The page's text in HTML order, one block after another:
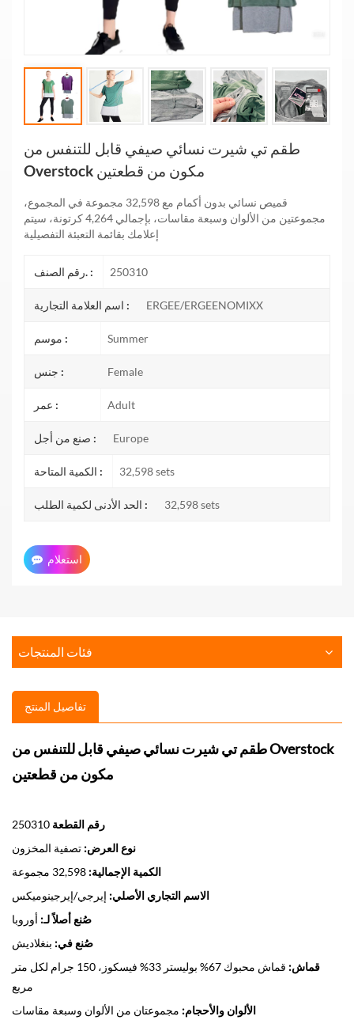
طقم تي شيرت نسائي صيفي قابل للتنفس من
Overstock مكون من قطعتين
قميص نسائي بدون أكمام مع 32,598 مجموعة في المجموع،
مجموعتين من الألوان وسبعة مقاسات، بإجمالي 4,264 كرتونة، سيتم
إعلامك بقائمة التعبئة التفصيلية
رقم الصنف. : 250310
اسم العلامة التجارية : ERGEE/ERGEENOMIXX
موسم : Summer
جنس : Female
عمر : Adult
صنع من أجل : Europe
الكمية المتاحة : 32,598 sets
الحد الأدنى لكمية الطلب : 32,598 sets
استعلام
فئات المنتجات
تفاصيل المنتج
طقم تي شيرت نسائي صيفي قابل للتنفس من Overstock
مكون من قطعتين
رقم القطعة
نوع العرض: تصفية المخزون
الكمية الإجمالية: 32,598 مجموعة
الاسم التجاري الأصلي: إيرجي/إيرجينوميكس
صُنع أصلاً لـ: أوروبا
صُنع في: بنغلاديش
قماش:
قماش محبوك 67% بوليستر 33% فيسكوز، 150 جرام لكل متر
مربع
الألوان والأحجام: مجموعتان من الألوان وسبعة مقاسات